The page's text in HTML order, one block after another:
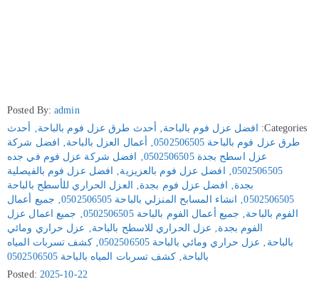
Posted By:admin
Categories:
افضل عزل فوم بالباحة أحدث طرق عزل فوم بالباحة
أحدث
طرق عزل فوم بالباحة 0502506505
‚ أعمال العزل بالباحة
افضل شركة
عزل اسطح بجدة 0502506505
افضل شركة عزل فوم في جده
0502506505
افضل عزل فوم بالعزيزية
افضل عزل فوم بالفيصلية
بجدة
افضل عزل فوم بجدة
العزل الحراري للأسطح بالباحة
0502506505
‚ انشاء المسابح المنزلي بالباحة 0502506505 ‚ جميع أعمال
الفوم بالباحة
جميع أعمال الفوم بالباحة 0502506505
جميع اعمال عزل
الفوم بجدة
عزل الحراري للاسطح بالباحة
عزل حراري ومائي
بالباحة
عزل حراري ومائي بالباحة 0502506505 ‚كشف تسربات المياه
بالباحة ‚كشف تسربات المياه بالباحة 0502506505
Posted: 2025-10-22